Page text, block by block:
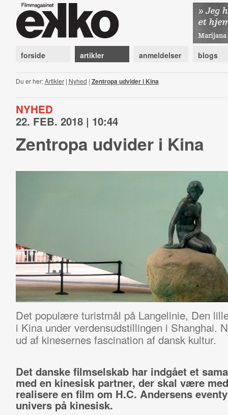
forside artikler anmeldelser blogs
Du er her:Artikler| Nyhed | Zentropa udvider i Kina
NYHED
22. FEB. 2018 | 10:44
Zentropa udvider i Kina
Det populære turistmål på Langelinie, Den
i Kina under verdensudstillingen i Shanghai.
ud af kinesernes fascination af dansk kultur.
Det danske filmselskab har indgået et
med en kinesisk partner, der skal være
realisere en film om H.C. Andersens
univers på kinesisk.